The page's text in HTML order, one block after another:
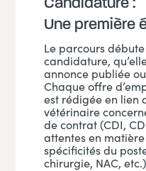
Une première
Le parcours
candidature,
annonce publiée
Chaque offre
est rédigée en lien
vétérinaire
de contrat (CDI,
attentes en
spécificités du
chirurgie, NAC,